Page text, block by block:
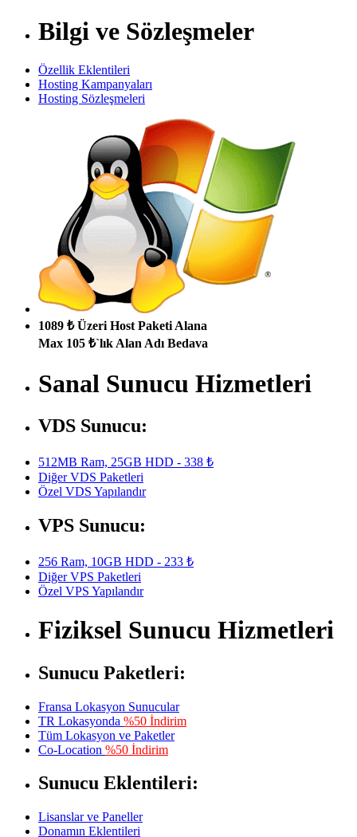
Bilgi ve Sözleşmeler
Özellik Eklentileri
Hosting Kampanyaları
Hosting Sözleşmeleri
1089 ₺ Üzeri Host Paketi Alana
Max 105 ₺`lık Alan Adı Bedava
Sanal Sunucu Hizmetleri
VDS Sunucu:
512MB Ram, 25GB HDD - 338 ₺
Diğer VDS Paketleri
Özel VDS Yapılandır
VPS Sunucu:
256 Ram, 10GB HDD - 233 ₺
Diğer VPS Paketleri
Özel VPS Yapılandır
Fiziksel Sunucu Hizmetleri
Sunucu Paketleri:
Fransa Lokasyon Sunucular
TR Lokasyonda %50 İndirim
Tüm Lokasyon ve Paketler
Co-Location %50 İndirim
Sunucu Eklentileri:
Lisanslar ve Paneller
Donamın Eklentileri